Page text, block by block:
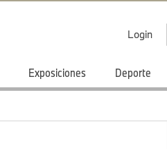
Login
Exposiciones Deporte